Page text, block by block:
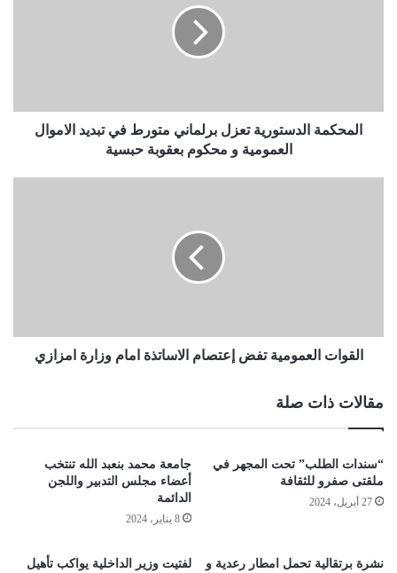
المحكمة الدستورية تعزل برلماني متورط في تبديد الاموال
العمومية و محكوم بعقوبة حبسية
القوات العمومية تفض إعتصام الاساتذة امام وزارة امزازي
مقالات ذات صلة
“سندات الطلب” تحت المجهر في
ملقتى صفرو للثقافة
27 أبريل، 2024
جامعة محمد بنعبد الله تنتخب
أعضاء مجلس التدبير واللجن
الدائمة
8 يناير، 2024
نشرة برتقالية تحمل امطار رعدية و
لفتيت وزير الداخلية يواكب تأهيل